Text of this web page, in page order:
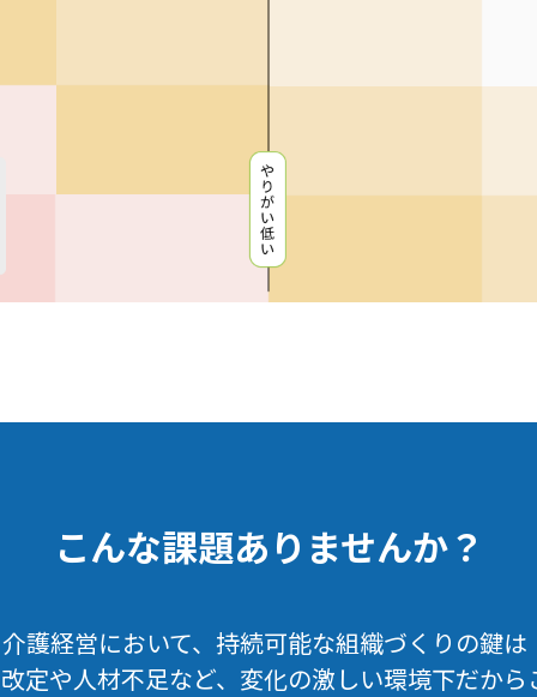
こんな課題ありませんか？
護経営において、持続可能な組織づくりの鍵は
定や人材不足など、変化の激しい環境下だから